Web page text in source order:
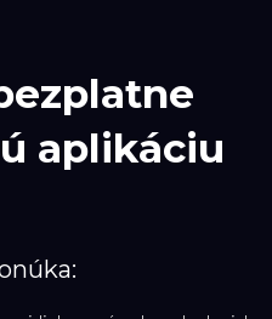
aplikáciu